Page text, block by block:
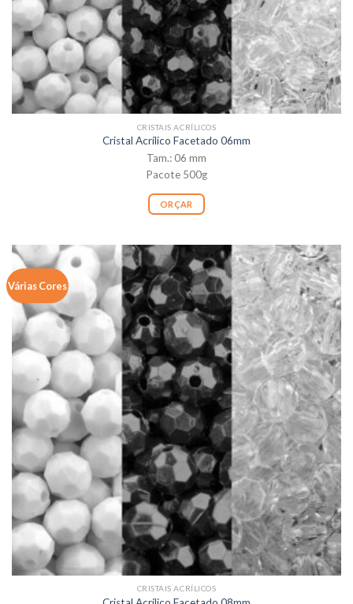
CRISTAIS ACRÍLICOS
Cristal Acrílico Facetado 06mm
Tam.: 06 mm
Pacote 500g
ORÇAR
Várias Cores
CRISTAIS ACRÍLICOS